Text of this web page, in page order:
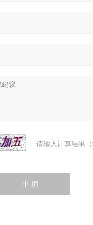
请输入计算结果